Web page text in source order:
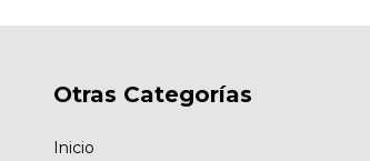
Otras Categorías
Inicio